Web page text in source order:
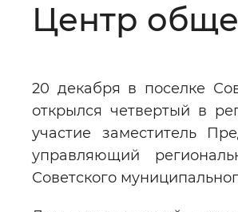
Цвет сайта:
Изображения:
Звуковой ассистент:
Центр
20 декабря в поселке
открылся четвертый в
участие заместитель
управляющий
Советского